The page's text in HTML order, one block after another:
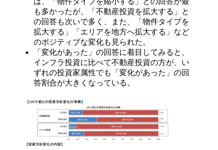
も多かったが、「不動産投資を拡大する」と
の回答も次いで多く、また、「物件タイプを
拡大する」「エリアを地方へ拡大する」など
のポジティブな変化も見られた。
「変化があった」の回答に着目してみると、
インフラ投資に比べて不動産投資の方が、い
ずれの投資家属性でも「変化があった」の回
答割合が大きくなっている。